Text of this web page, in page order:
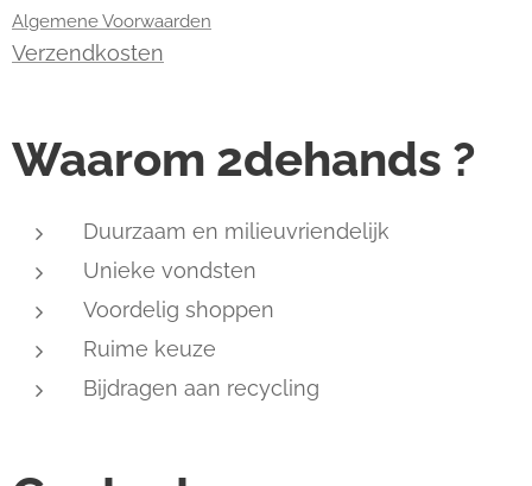
Algemene Voorwaarden
Verzendkosten
Waarom 2dehands ?
Duurzaam en milieuvriendelijk
Unieke vondsten
Voordelig shoppen
Ruime keuze
Bijdragen aan recycling